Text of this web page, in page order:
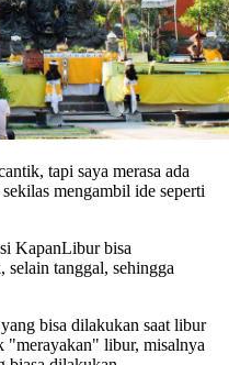
tapi saya merasa ada
mengambil ide seperti
KapanLibur bisa
tanggal, sehingga
bisa dilakukan saat libur
"merayakan" libur, misalnya